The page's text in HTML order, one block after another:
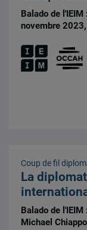
Balado de
novembre 2023,
Coup de fil
La
Balado de
Michael